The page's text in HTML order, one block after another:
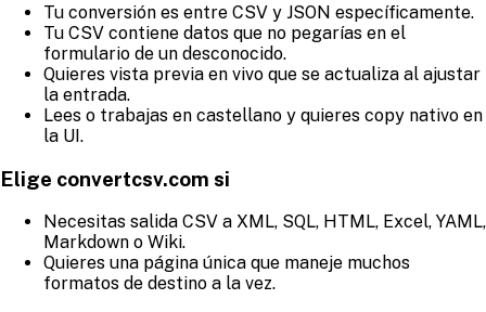
Tu conversión es entre CSV y JSON específicamente.
Tu CSV contiene datos que no pegarías en el
formulario de un desconocido.
Quieres vista previa en vivo que se actualiza al ajustar
la entrada.
Lees o trabajas en castellano y quieres copy nativo en
la UI.
Elige convertcsv.com si
Necesitas salida CSV a XML, SQL, HTML, Excel, YAML,
Markdown o Wiki.
Quieres una página única que maneje muchos
formatos de destino a la vez.